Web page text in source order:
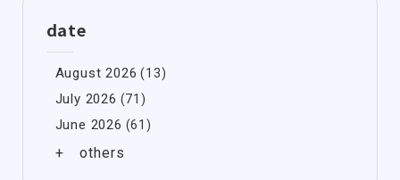
date
August 2026 (13)
July 2026 (71)
June 2026 (61)